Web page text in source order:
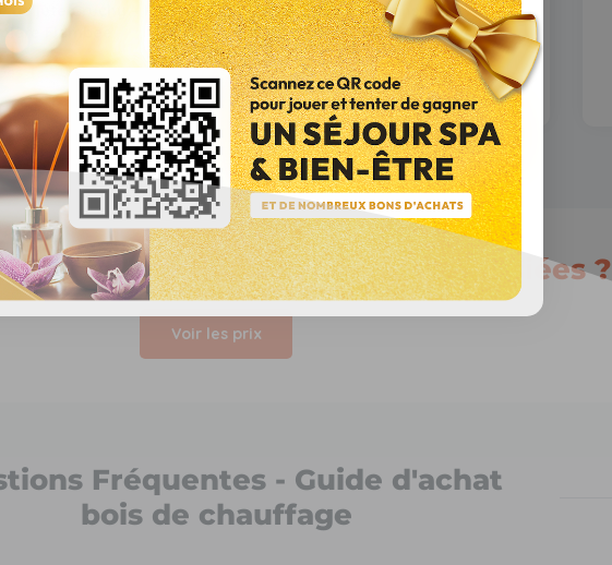
de jute Gruchy – Kit
Flambée
12,90 €
Bûches de bois densifiées rondes
- Crépito - Pack de 5 Bûches
Dès 3,50 €
commander des bûches densifiées ?
Voir les prix
Fréquentes - Guide d'achat
bois de chauffage